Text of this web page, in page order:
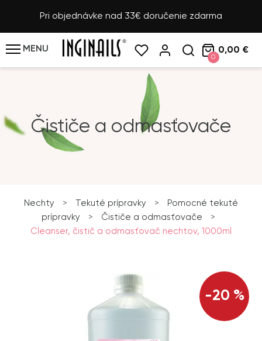
Pri objednávke nad 33€ doručenie zdarma
MENU
0
0,00 €
Čističe a odmasťovače
Nechty > Tekuté prípravky >
Pomocné tekuté
prípravky
> Čističe a odmasťovače
>
Cleanser, čistič a odmasťovač nechtov, 1000ml
-20 %